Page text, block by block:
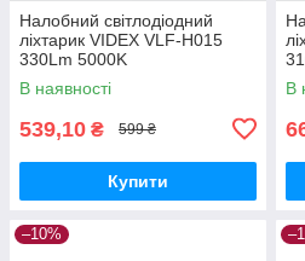
Налобний світлодіодний
ліхтарик VIDEX VLF-H015
330Lm 5000K
В наявності
539,10 ₴ 599 ₴
Купити
В
–10%